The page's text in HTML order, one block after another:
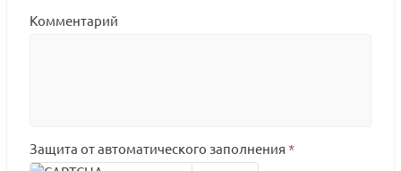
Комментарий
Защита от автоматического заполнения *